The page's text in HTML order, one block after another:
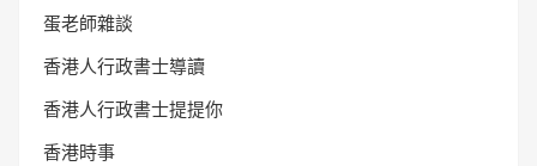
蛋老師雜談
香港人行政書士導讀
香港人行政書士提提你
香港時事